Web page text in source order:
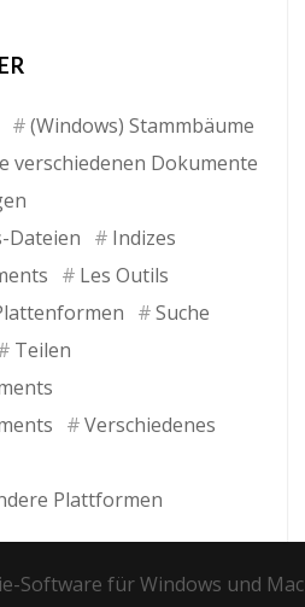
(Windows) Stammbäume
verschiedenen Dokumente
Dateien
Indizes
Les Outils
Suche
Teilen
Verschiedenes
Plattformen
Software für Windows und Mac